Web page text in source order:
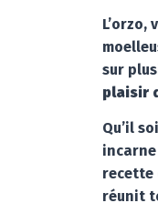
sur
plaisir
Qu’il
incarne
recette
réunit